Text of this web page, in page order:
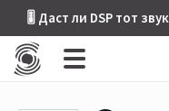
🎚 Даст ли DSP тот